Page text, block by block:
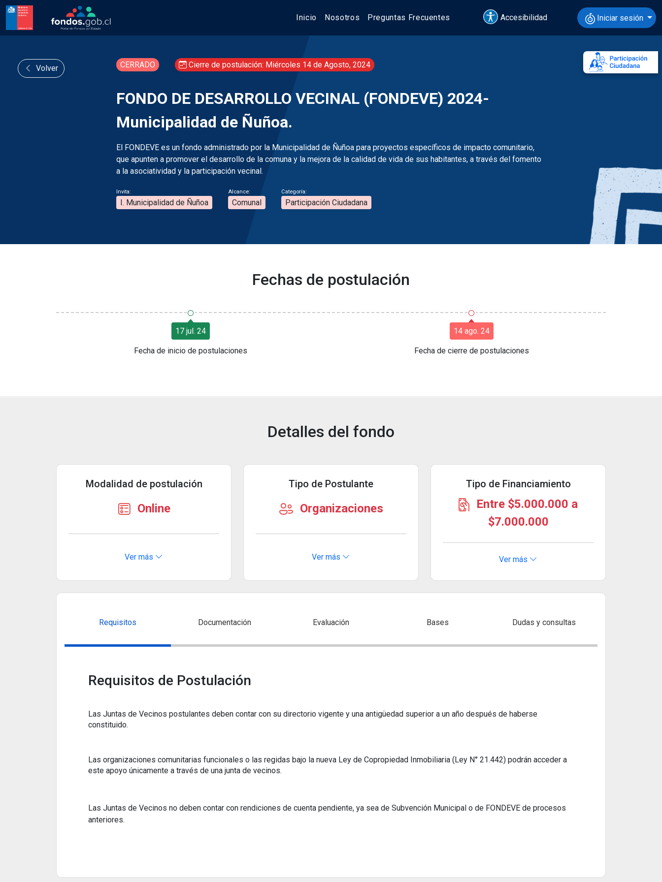
Inicio Nosotros Preguntas Frecuentes Accesibilidad Iniciar sesión
Volver CERRADO Cierre de postulación: Miércoles 14 de Agosto, 2024
FONDO DE DESARROLLO VECINAL (FONDEVE) 2024-
Municipalidad de Ñuñoa.
El FONDEVE es un fondo administrado por la Municipalidad de Ñuñoa para proyectos específicos de impacto comunitario,
que apunten a promover el desarrollo de la comuna y la mejora de la calidad de vida de sus habitantes, a través del fomento
a la asociatividad y la participación vecinal.
Invita:
I. Municipalidad de Ñuñoa
Alcance:
Comunal
Categoría:
Participación Ciudadana
Fechas de postulación
○ ○
17 jul. 24
Fecha de inicio de postulaciones
14 ago. 24
Fecha de cierre de postulaciones
Detalles del fondo
Modalidad de postulación
Online
Ver más
Tipo de Postulante
Organizaciones
Ver más
Tipo de Financiamiento
Entre $5.000.000 a
$7.000.000
Ver más
Requisitos Documentación Evaluación Bases Dudas y consultas
Requisitos de Postulación
Las Juntas de Vecinos postulantes deben contar con su directorio vigente y una antigüedad superior a un año después de haberse
constituido.
Las organizaciones comunitarias funcionales o las regidas bajo la nueva Ley de Copropiedad Inmobiliaria (Ley N° 21.442) podrán acceder a
este apoyo únicamente a través de una junta de vecinos.
Las Juntas de Vecinos no deben contar con rendiciones de cuenta pendiente, ya sea de Subvención Municipal o de FONDEVE de procesos
anteriores.